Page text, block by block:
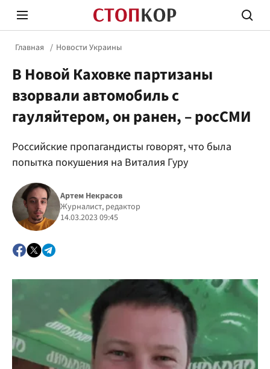
Политика
Главная Новости Украины
В Новой Каховке партизаны
взорвали автомобиль с
гауляйтером, он ранен, – росСМИ
Российские пропагандисты говорят, что была
попытка покушения на Виталия Гуру
Артем Некрасов
Журналист, редактор
14.03.2023 09:45